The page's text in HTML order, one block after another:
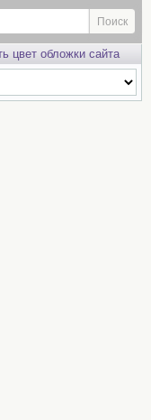
цвет обложки сайта